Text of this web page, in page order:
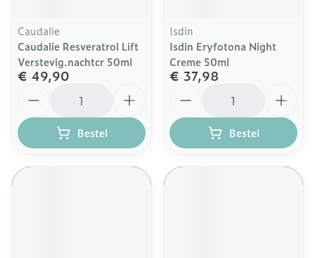
Caudalie
Caudalie Resveratrol Lift
Verstevig.nachtcr 50ml
€ 49,90
Bestel
Isdin
Isdin Eryfotona Night
Creme 50ml
€ 37,98
Bestel